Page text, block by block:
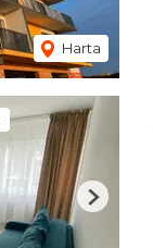
Harta
Next